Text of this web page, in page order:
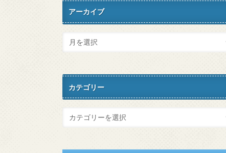
アーカイブ
カテゴリー